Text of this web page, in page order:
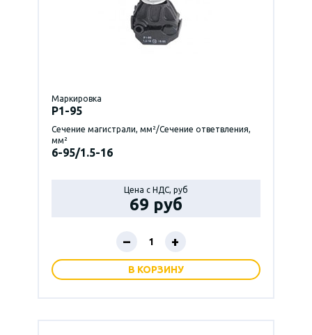
Маркировка
P1-95
Сечение магистрали, мм²/Сечение ответвления,
мм²
6-95/1.5-16
Цена с НДС, руб
69 руб
– +
В КОРЗИНУ